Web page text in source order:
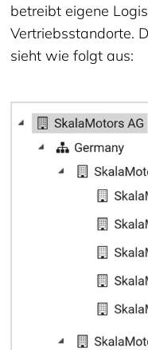
betreibt eigene
Vertriebsstandorte.
sieht wie folgt aus: